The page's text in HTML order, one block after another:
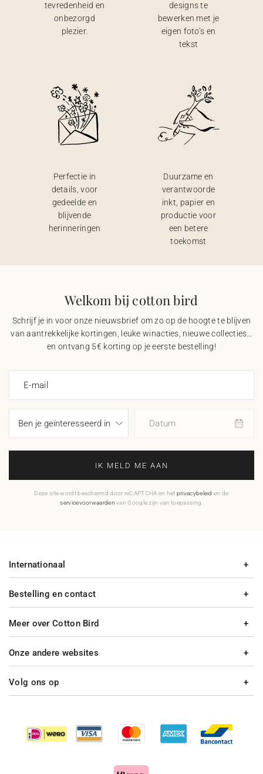
tevredenheid en
onbezorgd
plezier.
designs te
bewerken met je
eigen foto’s en
tekst
Perfectie in
details, voor
gedeelde en
blijvende
herinneringen
Duurzame en
verantwoorde
inkt, papier en
productie voor
een betere
toekomst
Welkom bij cotton bird
Schrijf je in voor onze nieuwsbrief om zo op de hoogte te blijven
van aantrekkelijke kortingen, leuke winacties, nieuwe collecties…
en ontvang 5€ korting op je eerste bestelling!
E-mail
Datum
IK MELD ME AAN
Deze site wordt beschermd door reCAPTCHA en het privacybeleid en de
servicevoorwaarden van Google zijn van toepassing.
Bestelling en contact
Meer over Cotton Bird
Internationaal
Onze andere websites
Volg ons op